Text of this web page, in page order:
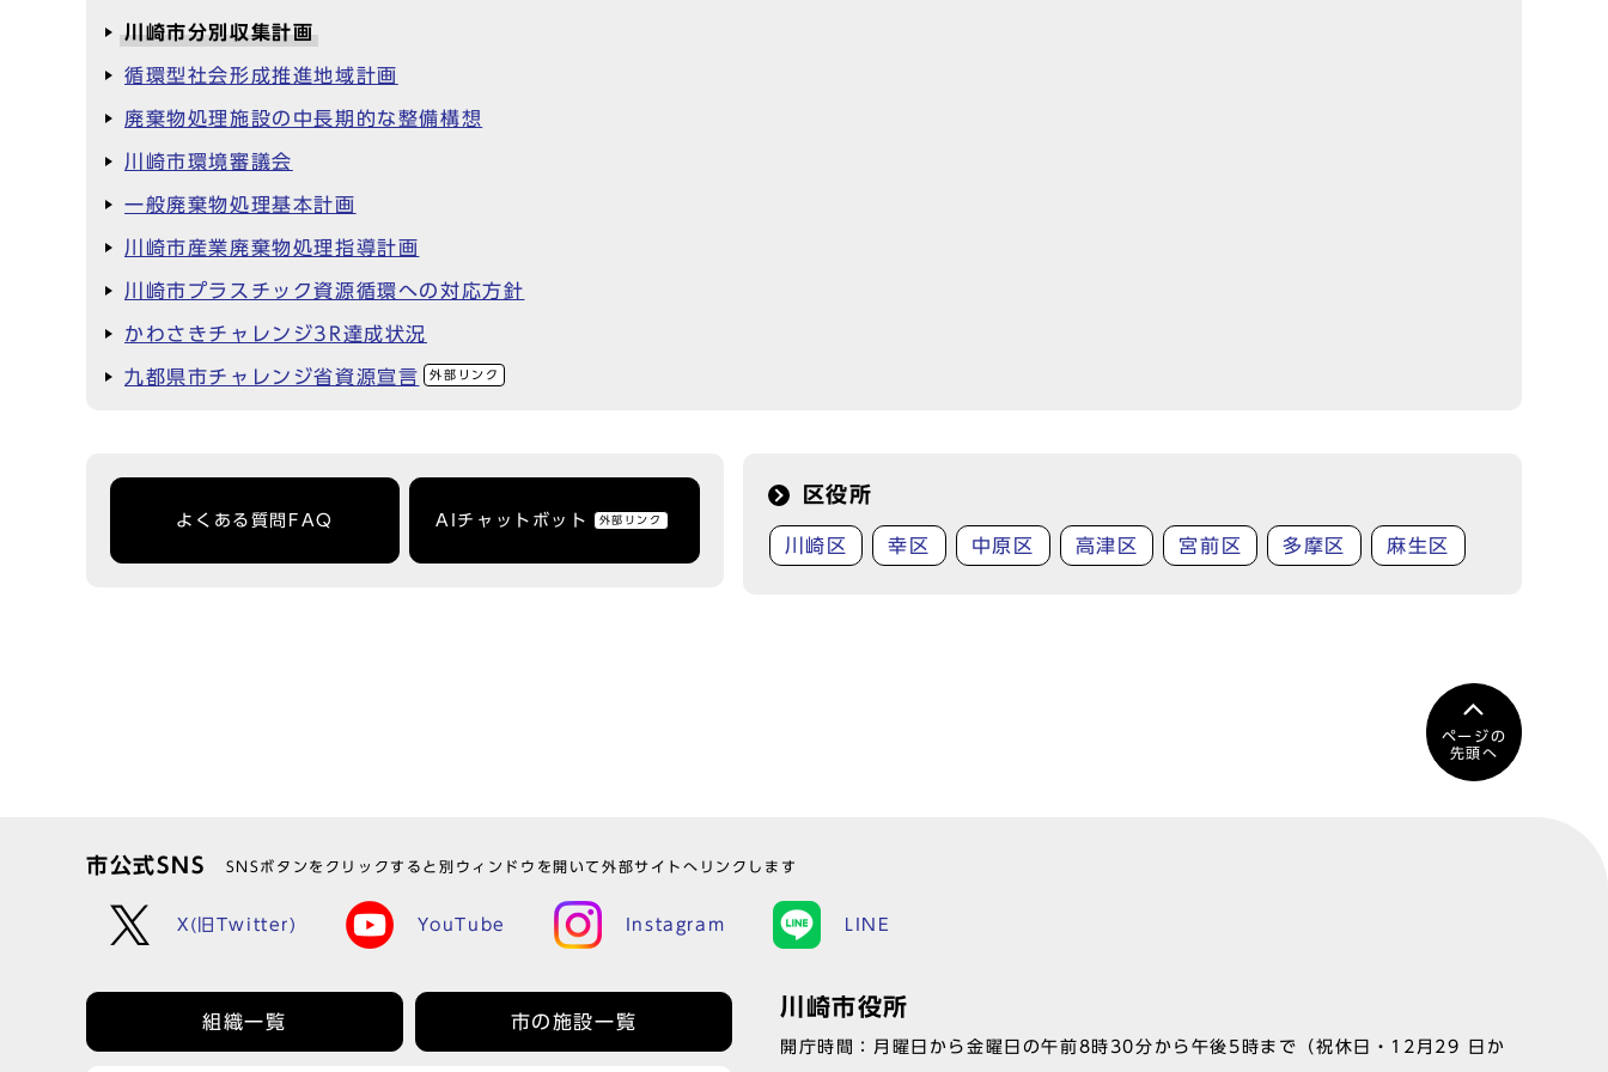
川崎市分別収集計画
循環型社会形成推進地域計画
廃棄物処理施設の中長期的な整備構想
川崎市環境審議会
一般廃棄物処理基本計画
川崎市産業廃棄物処理指導計画
川崎市プラスチック資源循環への対応方針
かわさきチャレンジ3R達成状況
九都県市チャレンジ省資源宣言 外部リンク
よくある質問FAQ AIチャットボット 外部リンク
区役所
川崎区 幸区 中原区 高津区 宮前区 多摩区 麻生区
ページの
先頭へ
市公式SNS SNSボタンをクリックすると別ウィンドウを開いて外部サイトへリンクします
X(旧Twitter) YouTube Instagram LINE
組織一覧 市の施設一覧
川崎市役所
開庁時間：月曜日から金曜日の午前8時30分から午後5時まで（祝休日・12月29 日か